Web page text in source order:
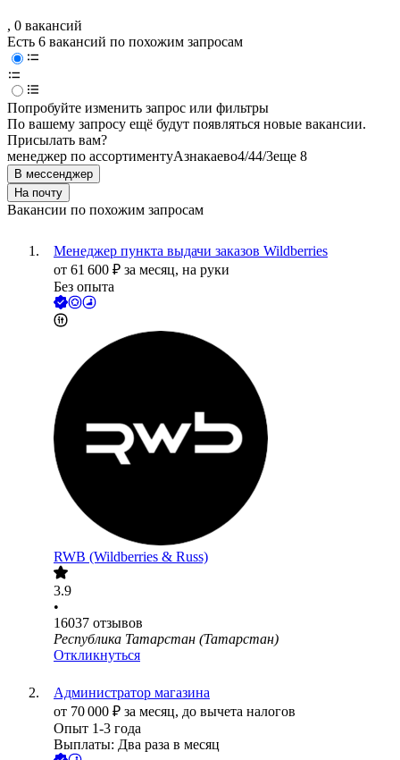
, 0 вакансий
Есть 6 вакансий по похожим запросам
Попробуйте изменить запрос или фильтры
По вашему запросу ещё будут появляться новые вакансии.
Присылать вам?
менеджер по ассортиментуАзнакаево4/44/3еще 8
В мессенджер
На почту
Вакансии по похожим запросам
Менеджер пункта выдачи заказов Wildberries
от 61 600 ₽ за месяц, на руки
Без опыта
RWB (Wildberries & Russ)
3.9
•
16037 отзывов
Республика Татарстан (Татарстан)
Откликнуться
Администратор магазина
от 70 000 ₽ за месяц, до вычета налогов
Опыт 1-3 года
Выплаты: Два раза в месяц